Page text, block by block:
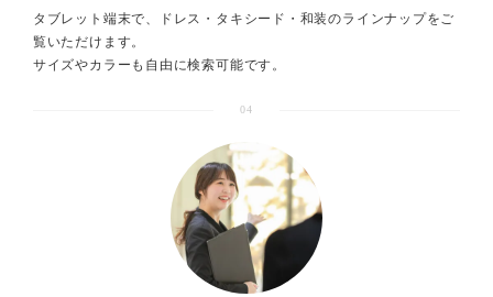
タブレット端末で、ドレス・タキシード・和装のラインナップをご
覧いただけます。
サイズやカラーも自由に検索可能です。
04